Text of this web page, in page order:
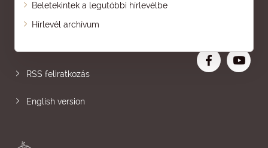
Beletekintek a legutóbbi hírlevélbe
Hírlevél archívum
Oldaltérkép
RSS feliratkozás
English version